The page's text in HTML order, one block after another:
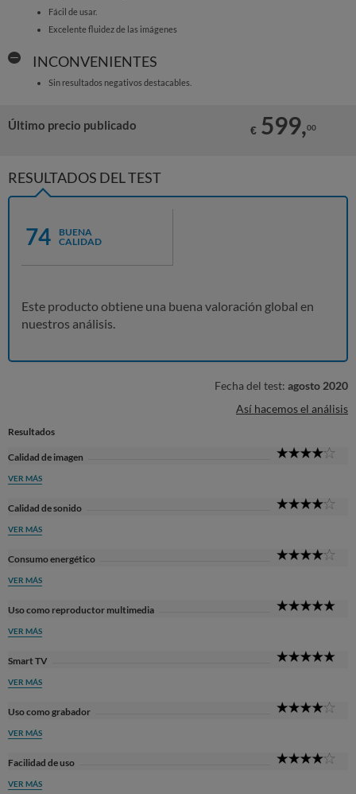
Fácil de usar.
Excelente fluidez de las imágenes
INCONVENIENTES
Sin resultados negativos destacables.
Último precio publicado € 599,00
RESULTADOS DEL TEST
74
BUENA
CALIDAD
Este producto obtiene una buena valoración global en
nuestros análisis.
Fecha del test: agosto 2020
Así hacemos el análisis
Resultados
Calidad de imagen
VER MÁS
Calidad de sonido
VER MÁS
Consumo energético
VER MÁS
Uso como reproductor multimedia
VER MÁS
Smart TV
VER MÁS
Uso como grabador
VER MÁS
Facilidad de uso
VER MÁS